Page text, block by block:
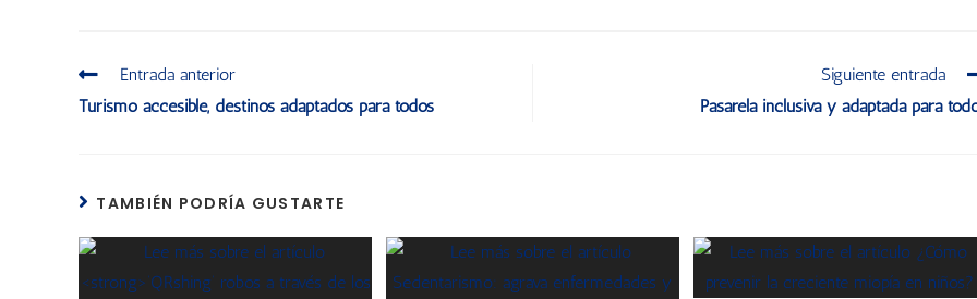
Entrada anterior
Turismo accesible, destinos adaptados para todos
Siguiente entrada
Pasarela inclusiva y adaptada para
TAMBIÉN PODRÍA GUSTARTE